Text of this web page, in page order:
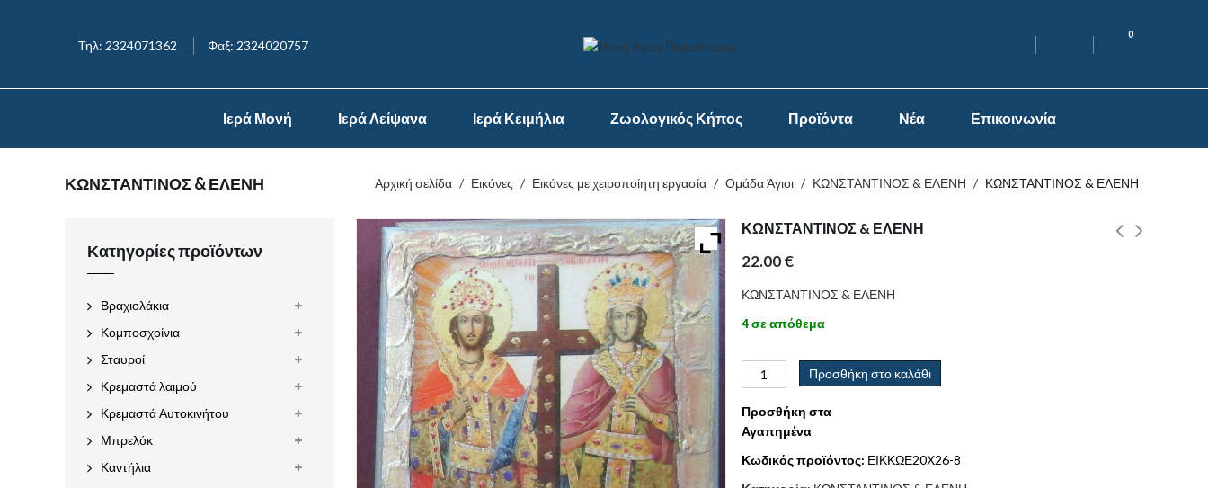
Τηλ: 2324071362 Φαξ: 2324020757
0
Ιερά Μονή Ιερά Λείψανα Ιερά Κειμήλια Ζωολογικός Κήπος Προϊόντα Νέα Επικοινωνία
ΚΩΝΣΤΑΝΤΙΝΟΣ & ΕΛΕΝΗ Αρχική σελίδα / Εικόνες / Εικόνες με χειροποίητη εργασία / Ομάδα Άγιοι / ΚΩΝΣΤΑΝΤΙΝΟΣ & ΕΛΕΝΗ / ΚΩΝΣΤΑΝΤΙΝΟΣ & ΕΛΕΝΗ
ΚΩΝΣΤΑΝΤΙΝΟΣ & ΕΛΕΝΗ
22.00€
ΚΩΝΣΤΑΝΤΙΝΟΣ & ΕΛΕΝΗ
4 σε απόθεμα
Προσθήκη στο καλάθι
Προσθήκη στα
Αγαπημένα
Κωδικός προϊόντος: ΕΙΚΚΩΕ20Χ26-8
Κατηγορίες προϊόντων
Βραχιολάκια
Κομποσχοίνια
Σταυροί
Κρεμαστά λαιμού
Κρεμαστά Αυτοκινήτου
Μπρελόκ
Καντήλια